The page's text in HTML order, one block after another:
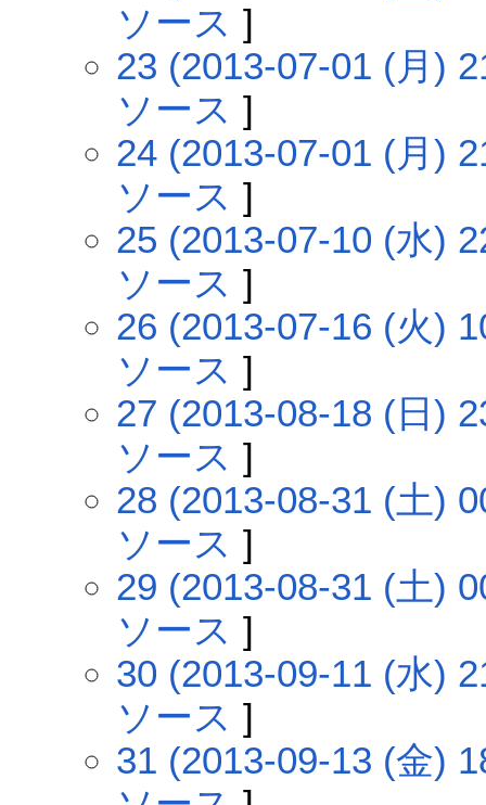
ソース ]
23 (2013-07-01 (月)
ソース ]
24 (2013-07-01 (月)
ソース ]
25 (2013-07-10 (水)
ソース ]
26 (2013-07-16 (火)
ソース ]
27 (2013-08-18 (日)
ソース ]
28 (2013-08-31 (土)
ソース ]
29 (2013-08-31 (土)
ソース ]
30 (2013-09-11 (水)
ソース ]
31 (2013-09-13 (金)